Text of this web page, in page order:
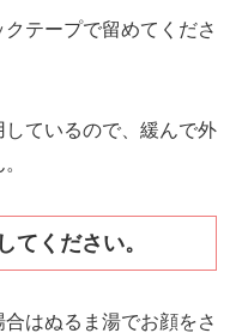
テープで留めてくださ
ているので、緩んで外
ください。
はぬるま湯でお顔をさ